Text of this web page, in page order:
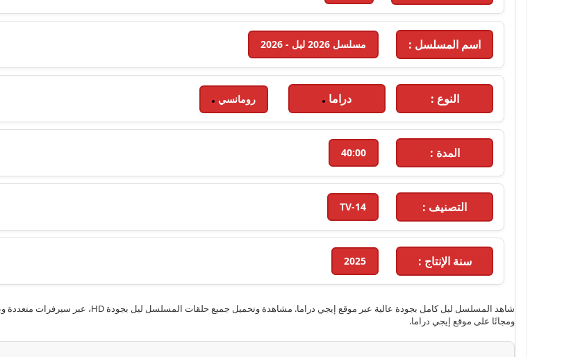
اسم المسلسل : مسلسل 2026 ليل - 2026
النوع : دراما رومانسي
المدة : 40:00
التصنيف : TV-14
سنة الإنتاج : 2025
ومجانًا على موقع إيجي دراما.